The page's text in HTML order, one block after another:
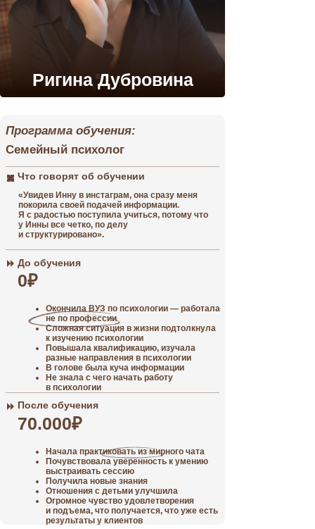
Программа обучения:
Семейный психолог
Что говорят об обучении
До обучения
0₽
Окончила ВУЗ по психологии — работала
не по профессии
Сложная ситуация в жизни подтолкнула
к изучению психологии
Повышала квалификацию, изучала
разные направления в психологии
В голове была куча информации
Не знала с чего начать работу
в психологии
После обучения
70.000₽
Начала практиковать из мирного чата
Почувствовала уверенность к умению
выстраивать сессию
Получила новые знания
Отношения с детьми улучшила
Огромное чувство удовлетворения
и подъема, что получается, что уже есть
результаты у клиентов
Ригина Дубровина
«Увидев Инну в инстаграм, она сразу меня
покорила своей подачей информации.
Я с радостью поступила учиться, потому что
у Инны все четко, по делу
и структурировано».